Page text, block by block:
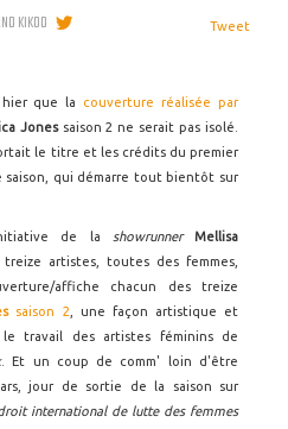
KIKOO Tweet
hier que la couverture réalisée par
Jones saison 2 ne serait pas isolé.
le titre et les crédits du premier
qui démarre tout bientôt sur
de la showrunner
Mellisa
artistes, toutes des femmes,
affiche chacun des treize
saison 2 , une façon artistique et
travail des artistes féminins de
. Et un coup de comm' loin d'être
jour de sortie de la saison sur
international de lutte des femmes